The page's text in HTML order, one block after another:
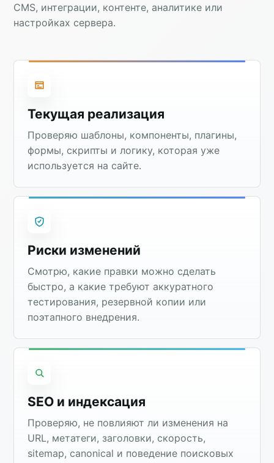
CMS, интеграции, контенте, аналитике или
настройках сервера.
Текущая реализация
Проверяю шаблоны, компоненты, плагины,
формы, скрипты и логику, которая уже
используется на сайте.
Риски изменений
Смотрю, какие правки можно сделать
быстро, а какие требуют аккуратного
тестирования, резервной копии или
поэтапного внедрения.
SEO и индексация
Проверяю, не повлияют ли изменения на
URL, метатеги, заголовки, скорость,
sitemap, canonical и поведение поисковых